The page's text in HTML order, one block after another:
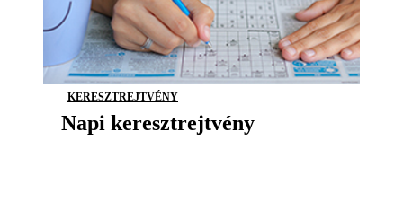
KERESZTREJTVÉNY
Napi keresztrejtvény